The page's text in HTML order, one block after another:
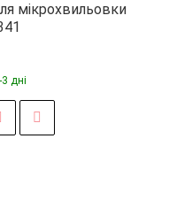
мікрохвильовки
дні